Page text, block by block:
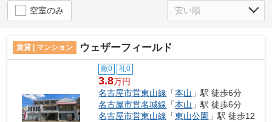
空室のみ
賃貸 | マンション ウェザーフィールド
敷0 礼0
3.8万円
名古屋市営東山線 「本山 」駅 徒歩6分
名古屋市営名城線 「本山 」駅 徒歩6分
名古屋市営東山線 「東山公園 」駅 徒歩12